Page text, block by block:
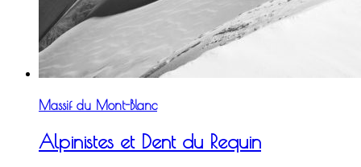
Massif du Mont-Blanc
Alpinistes et Dent du Requin